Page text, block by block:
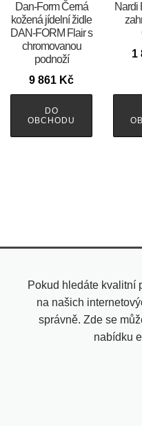
​​​​​Dan-Form Černá
kožená jídelní židle
DAN-FORM Flair s
chromovanou
podnoží
9 861 Kč
DO
OBCHODU
Nardi
1
Pokud hledáte kvalitní
na našich
správně. Zde se
nabídku